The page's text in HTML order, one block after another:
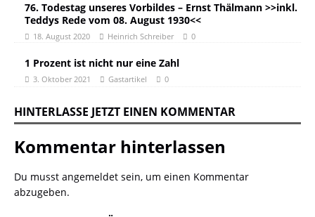
76. Todestag unseres Vorbildes – Ernst Thälmann >>inkl.
Teddys Rede vom 08. August 1930<<
18. August 2020 Heinrich Schreiber 0
1 Prozent ist nicht nur eine Zahl
3. Oktober 2021 Gastartikel 0
HINTERLASSE JETZT EINEN KOMMENTAR
Kommentar hinterlassen
Du musst angemeldet sein, um einen Kommentar
abzugeben.